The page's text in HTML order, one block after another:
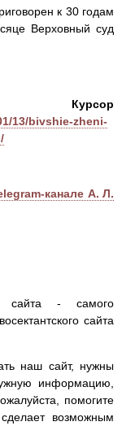
к 30 годам
Верховный суд
13/bivshie-zheni-
канале А. Л.
сайта - самого
сайта
наш сайт, нужны
информацию,
помогите
возможным